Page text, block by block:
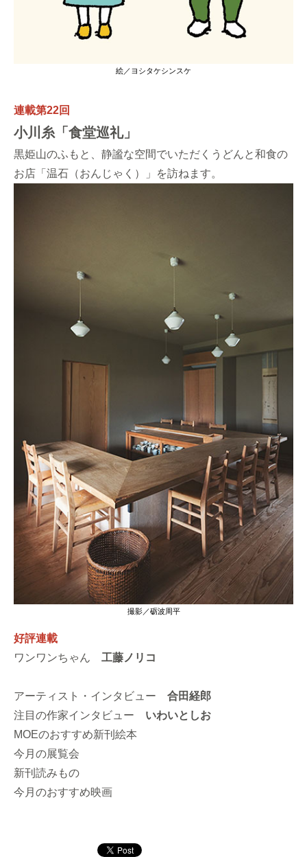
絵／ヨシタケシンスケ
連載第22回
小川糸「食堂巡礼」
黒姫山のふもと、静謐な空間でいただくうどんと和食の
お店「温石（おんじゃく）」を訪ねます。
撮影／砺波周平
好評連載
ワンワンちゃん 工藤ノリコ
アーティスト・インタビュー 合田経郎
注目の作家インタビュー いわいとしお
MOEのおすすめ新刊絵本
今月の展覧会
新刊読みもの
今月のおすすめ映画